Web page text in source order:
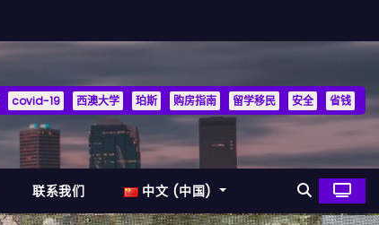
covid-19 西澳大学 珀斯 购房指南 留学移民 安全 省钱
联系我们 中文 (中国)